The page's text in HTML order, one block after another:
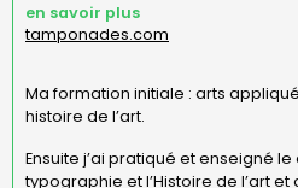
en savoir plus
tamponades.com
Ma formation initiale : arts
histoire de l’art.
Ensuite j’ai pratiqué et enseigné
typographie et l’Histoire de l’art et